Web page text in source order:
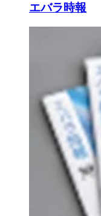
エバラ時報